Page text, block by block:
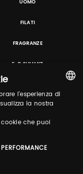
UOMO
FILATI
FRAGRANZE
E-P SUMMIT
ITALIAN
l'esperienza di
la nostra
che puoi
PERFORMANCE